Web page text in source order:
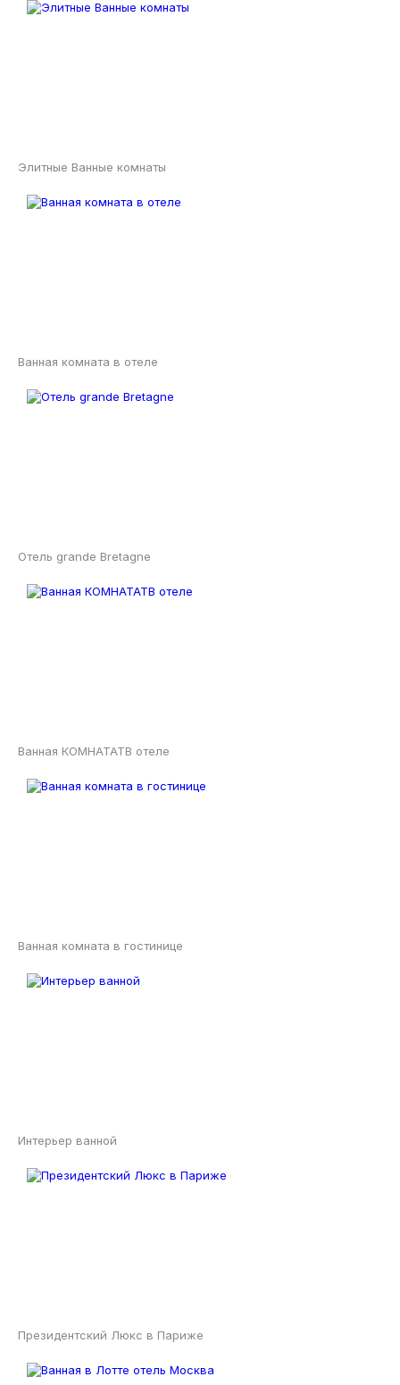
Элитные Ванные комнаты
Ванная комната в отеле
Отель grande Bretagne
Ванная КОМНАТАТВ отеле
Ванная комната в гостинице
Интерьер ванной
Президентский Люкс в Париже